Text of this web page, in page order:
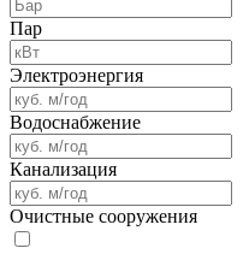
Пар
Электроэнергия
Водоснабжение
Канализация
Очистные сооружения